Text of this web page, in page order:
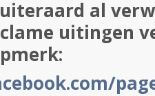
al
uitingen